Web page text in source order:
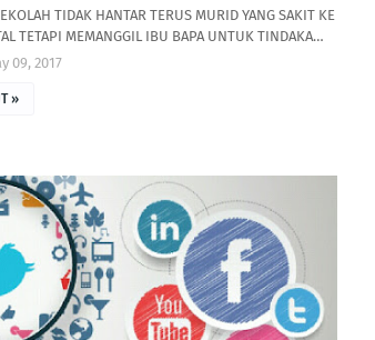
TIDAK HANTAR TERUS MURID YANG SAKIT KE
TETAPI MEMANGGIL IBU BAPA UNTUK TINDAKA…
09, 2017
»